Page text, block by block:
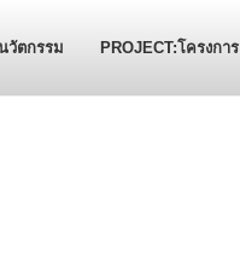
วัตกรรม PROJECT:โครงการ